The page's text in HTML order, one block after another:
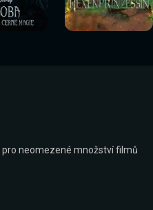
Sledovat
nyní
Sledovat
nyní
pro neomezené množství filmů